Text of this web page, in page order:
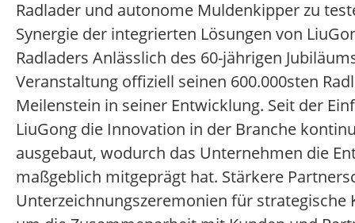
Radlader und autonome Muldenkipper zu
Synergie der integrierten Lösungen von
Radladers Anlässlich des 60-jährigen
Veranstaltung offiziell seinen 600.000sten
Meilenstein in seiner Entwicklung. Seit der
LiuGong die Innovation in der Branche
ausgebaut, wodurch das Unternehmen die
maßgeblich mitgeprägt hat. Stärkere
Unterzeichnungszeremonien für